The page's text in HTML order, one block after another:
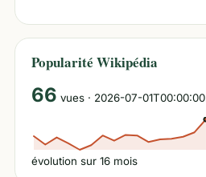
Popularité Wikipédia
66 vues · 2026-07-
évolution sur 16 mois